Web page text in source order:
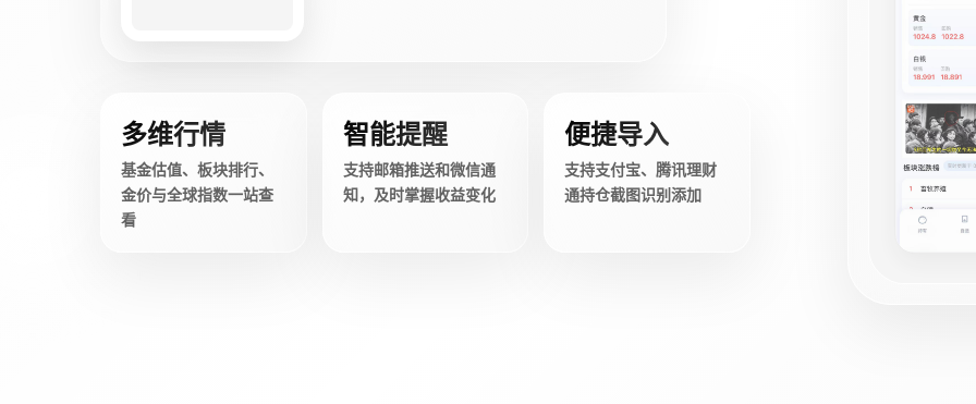
多维行情
基金估值、板块排行、
金价与全球指数一站查
看
智能提醒
支持邮箱推送和微信通
知，及时掌握收益变化
便捷导入
支持支付宝、腾讯理财
通持仓截图识别添加